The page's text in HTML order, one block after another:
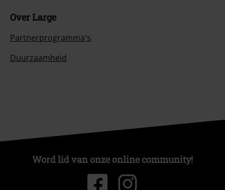
Over Large
Partnerprogramma's
Duurzaamheid
Word lid van onze online community!